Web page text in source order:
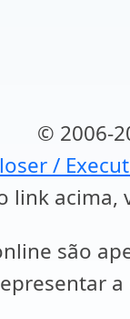
© 2006-
/
link acima,
são